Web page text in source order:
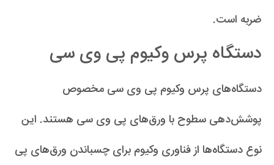
ضربه است.
دستگاه‌ پرس وکیوم پی وی سی
دستگاه‌های پرس وکیوم پی وی سی مخصوص
پوشش‌دهی سطوح با ورق‌های پی وی سی هستند. این
نوع دستگاه‌ها از فناوری وکیوم برای چسباندن ورق‌های پی